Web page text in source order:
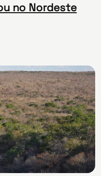
no Nordeste